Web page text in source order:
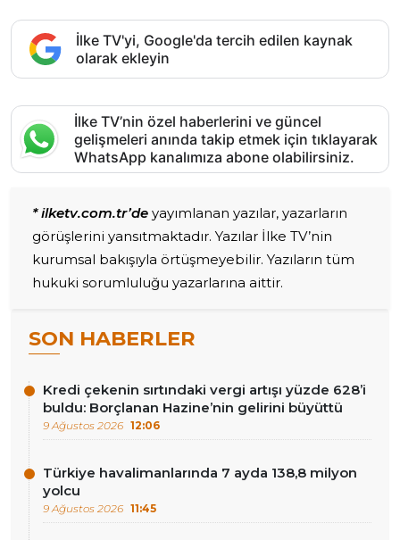
İlke TV'yi, Google'da tercih edilen kaynak
olarak ekleyin
İlke TV’nin özel haberlerini ve güncel
gelişmeleri anında takip etmek için tıklayarak
WhatsApp kanalımıza abone olabilirsiniz.
* ilketv.com.tr’de yayımlanan yazılar, yazarların
görüşlerini yansıtmaktadır. Yazılar İlke TV’nin
kurumsal bakışıyla örtüşmeyebilir. Yazıların tüm
hukuki sorumluluğu yazarlarına aittir.
SON HABERLER
Kredi çekenin sırtındaki vergi artışı yüzde 628’i
buldu: Borçlanan Hazine’nin gelirini büyüttü
9 Ağustos 2026 12:06
Türkiye havalimanlarında 7 ayda 138,8 milyon
yolcu
9 Ağustos 2026 11:45